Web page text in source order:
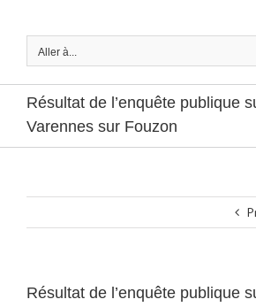
Aller à...
Résultat de l’enquête publique
Varennes sur Fouzon
Résultat de l’enquête publique